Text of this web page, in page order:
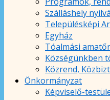
Szálláshely
Településképi
Egyház
Tóalmási
Községünkben
Közrend,
Önkormányzat
Képviselő-